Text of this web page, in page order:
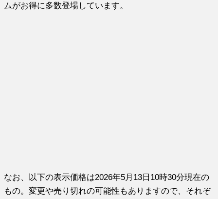
ムがお得に多数登場しています。
なお、以下の表示価格は2026年5月13日10時30分現在の
もの。変更や売り切れの可能性もありますので、それぞ